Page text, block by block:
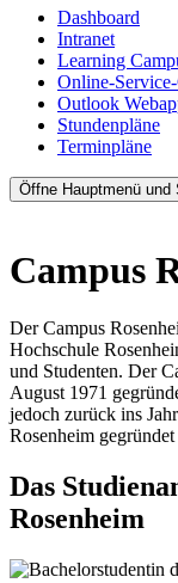
Dashboard
Intranet
Learning
Online-
Outlook
Stundenpläne
Terminpläne
Öffne Hauptmenü und
Campus
Der Campus
Hochschule
und Studenten. Der
August 1971
jedoch zurück ins
Rosenheim
Das
Rosenheim